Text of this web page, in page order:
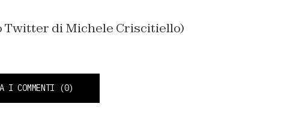
Twitter di Michele Criscitiello)
I COMMENTI (0)